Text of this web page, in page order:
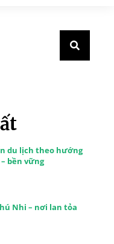
du lịch theo hướng
bền vững
Nhi – nơi lan tỏa